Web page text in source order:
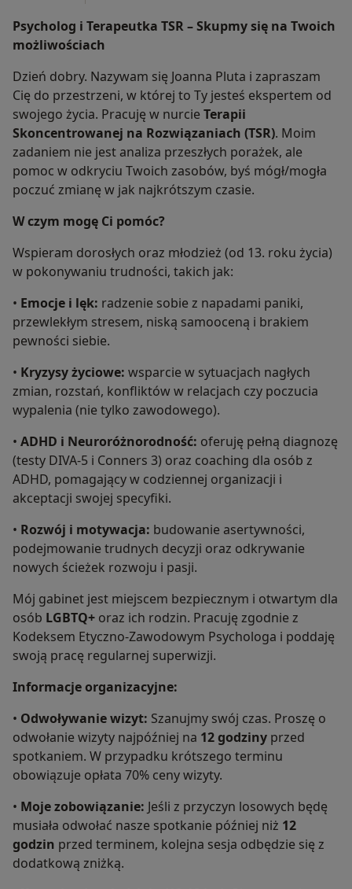
Psycholog i Terapeutka TSR – Skupmy się na Twoich
możliwościach
Dzień dobry. Nazywam się Joanna Pluta i zapraszam
Cię do przestrzeni, w której to Ty jesteś ekspertem od
swojego życia. Pracuję w nurcie Terapii
Skoncentrowanej na Rozwiązaniach (TSR). Moim
zadaniem nie jest analiza przeszłych porażek, ale
pomoc w odkryciu Twoich zasobów, byś mógł/mogła
poczuć zmianę w jak najkrótszym czasie.
W czym mogę Ci pomóc?
Wspieram dorosłych oraz młodzież (od 13. roku życia)
w pokonywaniu trudności, takich jak:
• Emocje i lęk: radzenie sobie z napadami paniki,
przewlekłym stresem, niską samooceną i brakiem
pewności siebie.
• Kryzysy życiowe: wsparcie w sytuacjach nagłych
zmian, rozstań, konfliktów w relacjach czy poczucia
wypalenia (nie tylko zawodowego).
• ADHD i Neuroróżnorodność: oferuję pełną diagnozę
(testy DIVA-5 i Conners 3) oraz coaching dla osób z
ADHD, pomagający w codziennej organizacji i
akceptacji swojej specyfiki.
• Rozwój i motywacja: budowanie asertywności,
podejmowanie trudnych decyzji oraz odkrywanie
nowych ścieżek rozwoju i pasji.
Mój gabinet jest miejscem bezpiecznym i otwartym dla
osób LGBTQ+ oraz ich rodzin. Pracuję zgodnie z
Kodeksem Etyczno-Zawodowym Psychologa i poddaję
swoją pracę regularnej superwizji.
Informacje organizacyjne:
• Odwoływanie wizyt: Szanujmy swój czas. Proszę o
odwołanie wizyty najpóźniej na 12 godziny przed
spotkaniem. W przypadku krótszego terminu
obowiązuje opłata 70% ceny wizyty.
• Moje zobowiązanie: Jeśli z przyczyn losowych będę
musiała odwołać nasze spotkanie później niż 12
godzin przed terminem, kolejna sesja odbędzie się z
dodatkową zniżką.